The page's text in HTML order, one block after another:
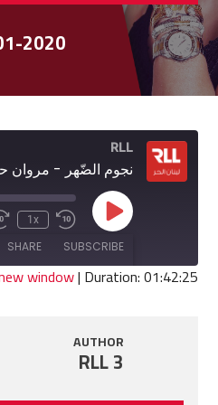
2020
RLL
نجوم الضّهر - مروان
Play
Episode
Rewind
10
Seconds
1x
SUBSCRIBE
SHARE
window| Duration: 01:42:25
AUTHOR
RLL 3